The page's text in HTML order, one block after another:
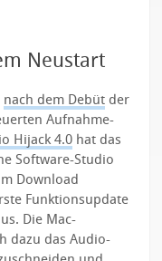
Neustart
nach dem Debüt der
Aufnahme-
Hijack 4.0 hat das
Software-Studio
Download
Funktionsupdate
Die Mac-
dazu das Audio-